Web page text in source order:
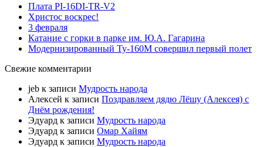
Плата PI-16DI-TR-V2
Христос воскрес!
3 февраля
Катание с горки в парке им. Ю.А. Гагарина
Модернизированный Ту-160М совершил первый полет
Свежие комментарии
jeb к записи Мудрость народа
Алексей к записи Поздравляем дядю Лёшу (Алексея) с
Днём рождения!
Эдуард к записи Мудрость народа
Эдуард к записи Омар Хайям
Эдуард к записи Мудрость народа